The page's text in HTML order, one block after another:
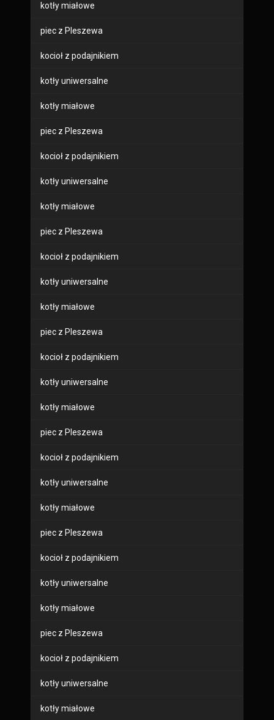
kotły miałowe
piec z Pleszewa
kocioł z podajnikiem
kotły uniwersalne
kotły miałowe
piec z Pleszewa
kocioł z podajnikiem
kotły uniwersalne
kotły miałowe
piec z Pleszewa
kocioł z podajnikiem
kotły uniwersalne
kotły miałowe
piec z Pleszewa
kocioł z podajnikiem
kotły uniwersalne
kotły miałowe
piec z Pleszewa
kocioł z podajnikiem
kotły uniwersalne
kotły miałowe
piec z Pleszewa
kocioł z podajnikiem
kotły uniwersalne
kotły miałowe
piec z Pleszewa
kocioł z podajnikiem
kotły uniwersalne
kotły miałowe